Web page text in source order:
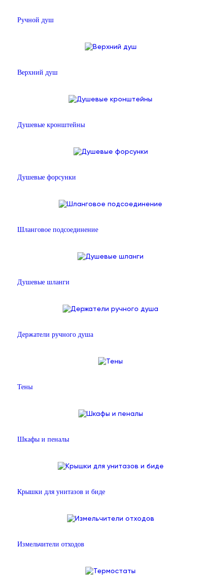
Ручной душ
Верхний душ
Душевые кронштейны
Душевые форсунки
Шланговое подсоединение
Душевые шланги
Держатели ручного душа
Тены
Шкафы и пеналы
Крышки для унитазов и биде
Измельчители отходов